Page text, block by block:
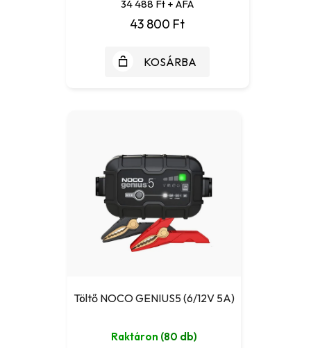
34 488 Ft + ÁFA
43 800 Ft
KOSÁRBA
Töltő NOCO GENIUS5 (6/12V 5A)
Raktáron (80 db)